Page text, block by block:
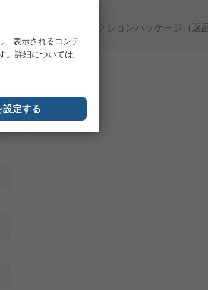
プロダクションパッケージ（返
、表示されるコンテ
詳細については、
定する